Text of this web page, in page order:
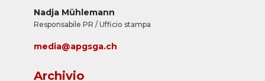
Nadja Mühlemann
Responsabile PR / Ufficio stampa
media@apgsga.ch
Archivio